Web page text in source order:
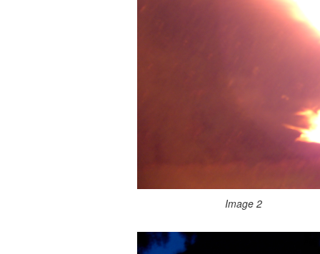
Image 2